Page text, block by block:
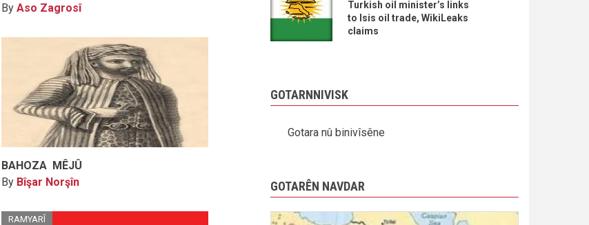
By Aso Zagrosî
BAHOZA MÊJÛ
By Bîşar Norşîn
RAMYARÎ
Turkish oil minister’s links
to Isis oil trade, WikiLeaks
claims
GOTARNNIVISK
Gotara nû binivîsêne
GOTARÊN NAVDAR